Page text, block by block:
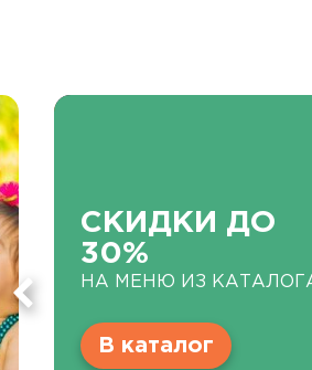
СКИДКИ ДО
30%
НА МЕНЮ ИЗ
В каталог